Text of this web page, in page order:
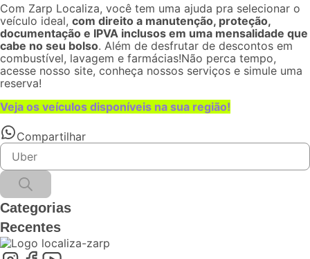
Com Zarp Localiza, você tem uma ajuda pra selecionar o
veículo ideal, com direito a manutenção, proteção,
documentação e IPVA inclusos em uma mensalidade que
cabe no seu bolso. Além de desfrutar de descontos em
combustível, lavagem e farmácias!Não perca tempo,
acesse nosso site, conheça nossos serviços e simule uma
reserva!
Veja os veículos disponíveis na sua região!
Compartilhar
Categorias
Recentes